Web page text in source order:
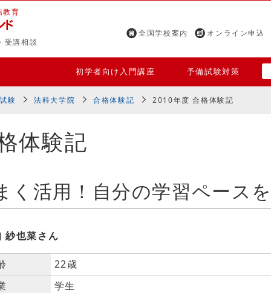
教育
受講相談
全国学校案内 オンライン申込
初学者向け入門講座 予備試験対策
験 法科大学院 合格体験記 2010年度 合格体験記
体験記
紗也菜さん
22歳
学生